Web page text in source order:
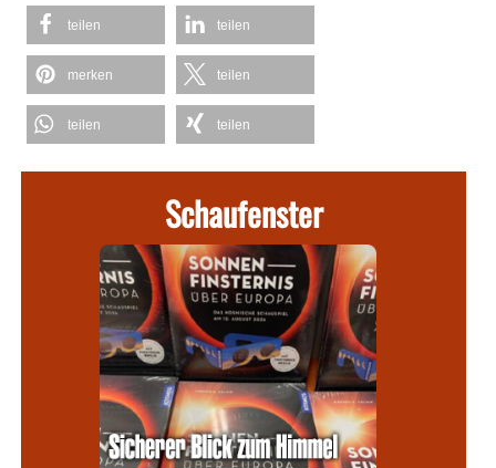
teilen teilen
merken teilen
teilen teilen
Schaufenster